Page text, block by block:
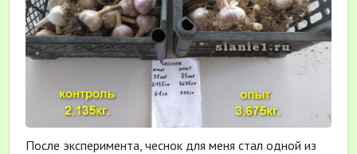
После эксперимента, чеснок для меня стал одной из